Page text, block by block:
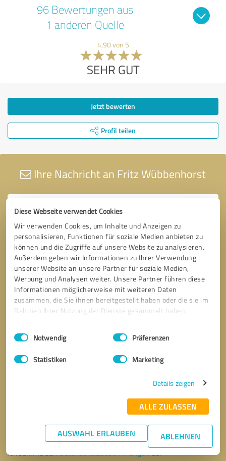
Diese Webseite verwendet Cookies
Wir verwenden Cookies, um Inhalte und Anzeigen zu
personalisieren, Funktionen für soziale Medien anbieten zu
können und die Zugriffe auf unsere Website zu analysieren.
Außerdem geben wir Informationen zu Ihrer Verwendung
unserer Website an unsere Partner für soziale Medien,
Werbung und Analysen weiter. Unsere Partner führen diese
Informationen möglicherweise mit weiteren Daten
zusammen, die Sie ihnen bereitgestellt haben oder die sie im
Rahmen Ihrer Nutzung der Dienste gesammelt haben.
Impressum Datenschutzbestimmungen
Einwilligungsauswahl
Notwendig Präferenzen
Statistiken Marketing
Details zeigen
ALLE ZULASSEN
AUSWAHL ERLAUBEN ABLEHNEN
96 Bewertungen aus
1 anderen Quelle
4,90 von 5
SEHR GUT
Jetzt bewerten
Profil teilen
Ihre Nachricht an Fritz Wübbenhorst
* Erforderliche Angaben
Nachricht senden
Ich stimme denDatenschutzbestimmungenzu.